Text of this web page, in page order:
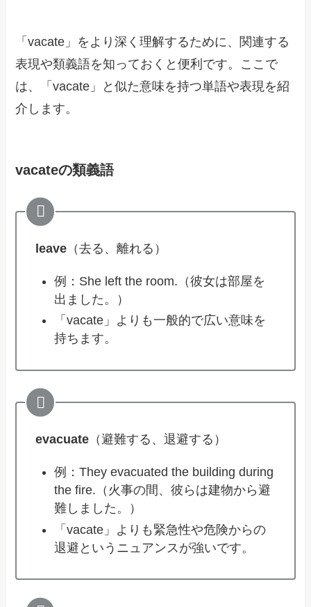
「vacate」をより深く理解するために、関連する
表現や類義語を知っておくと便利です。ここで
は、「vacate」と似た意味を持つ単語や表現を紹
介します。
vacateの類義語
leave （去る、離れる）
例：She left the room.（彼女は部屋を
出ました。）
「vacate」よりも一般的で広い意味を
持ちます。
evacuate （避難する、退避する）
例：They evacuated the building during
the fire.（火事の間、彼らは建物から避
難しました。）
「vacate」よりも緊急性や危険からの
退避というニュアンスが強いです。